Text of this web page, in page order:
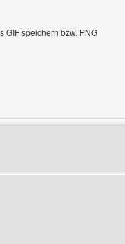
GIF speichern bzw. PNG